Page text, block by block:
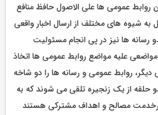
روابط عمومی ها علی الاصول حافظ منافع
شیوه های مختلف از ارسال اخبار واقعی
رسانه ها نیز در پی انجام مسئولیت
علیه مواضع روابط عمومی ها اتخاذ
روابط عمومی و رسانه ها را دو شاخه
حلقه از یک زنجیره تلقی می شوند که به
مصالح و اهداف مشترکی هستند